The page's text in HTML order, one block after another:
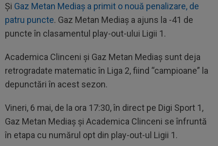
Și Gaz Metan Mediaș a primit o nouă penalizare, de
patru puncte. Gaz Metan Mediaș a ajuns la -41 de
puncte în clasamentul play-out-ului Ligii 1.
Academica Clinceni și Gaz Metan Mediaș sunt deja
retrogradate matematic în Liga 2, fiind “campioane” la
depunctări în acest sezon.
Vineri, 6 mai, de la ora 17:30, în direct pe Digi Sport 1,
Gaz Metan Mediaș și Academica Clinceni se înfruntă
în etapa cu numărul opt din play-out-ul Ligii 1.